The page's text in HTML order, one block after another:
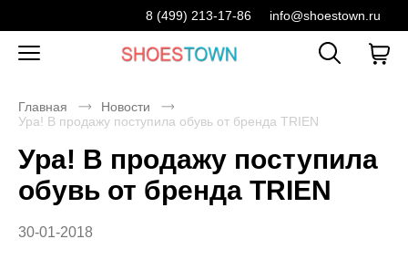
8 (499) 213-17-86 info@shoestown.ru
Главная
Новости
Ура! В продажу поступила обувь от бренда TRIEN
Ура! В продажу поступила
обувь от бренда TRIEN
30-01-2018